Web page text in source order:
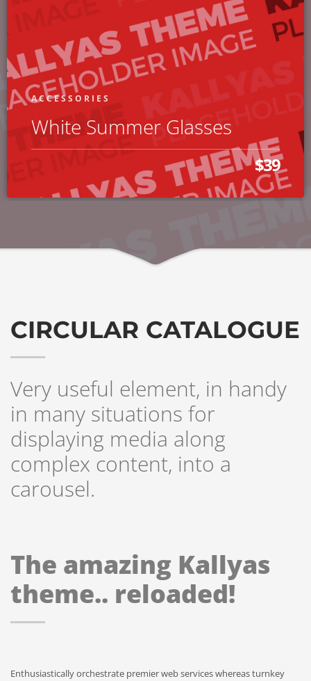
ACCESSORIES
White Summer Glasses
$39
CIRCULAR CATALOGUE
Very useful element, in handy
in many situations for
displaying media along
complex content, into a
carousel.
The amazing Kallyas
theme.. reloaded!
Enthusiastically orchestrate premier web services whereas turnkey